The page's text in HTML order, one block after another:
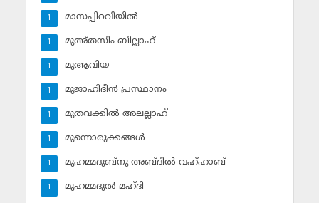
മാസപ്പിറവിയില്‍
1
മുഅ്തസിം ബില്ലാഹ്
1
മുആവിയ
1
മുജാഹിദീന്‍ പ്രസ്ഥാനം
1
മുതവക്കില്‍ അലല്ലാഹ്
1
മുന്നൊരുക്കങ്ങള്‍
1
മുഹമ്മദുബ്‌നു അബ്ദില്‍ വഹ്ഹാബ്
1
മുഹമ്മദുല്‍ മഹ്ദി
1